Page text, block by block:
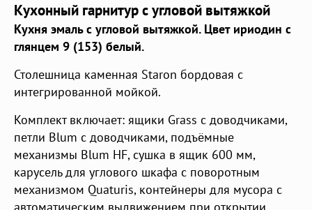
Кухонный гарнитур с угловой вытяжкой
Кухня эмаль с угловой вытяжкой. Цвет ириодин с
глянцем 9 (153) белый.
Столешница каменная Staron бордовая с
интегрированной мойкой.
Комплект включает: ящики Grass с доводчиками,
петли Blum с доводчиками, подъёмные
механизмы Blum HF, сушка в ящик 600 мм,
карусель для углового шкафа с поворотным
механизмом Quaturis, контейнеры для мусора с